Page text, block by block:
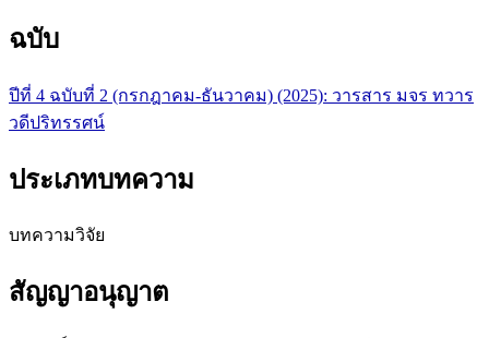
ฉบับ
ปีที่ 4 ฉบับที่ 2 (กรกฎาคม-ธันวาคม) (2025): วารสาร มจร ทวาร
วดีปริทรรศน์
ประเภทบทความ
บทความวิจัย
สัญญาอนุญาต